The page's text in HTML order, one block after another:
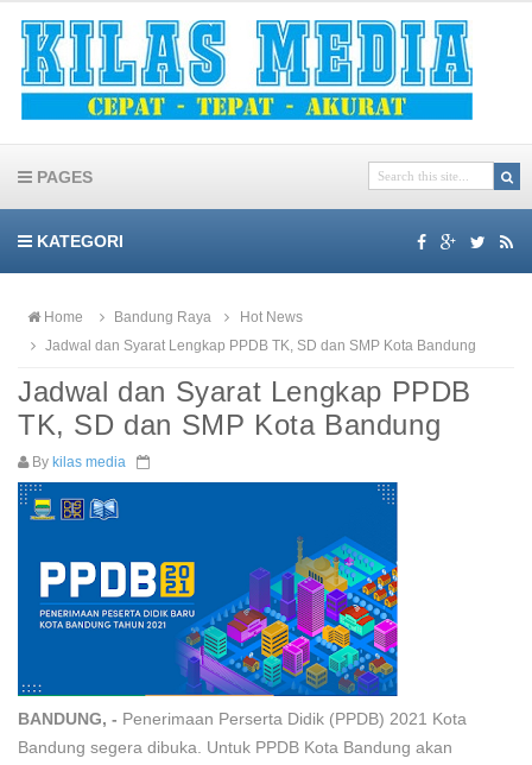
PAGES
KATEGORI
Home Bandung Raya
Hot News
Jadwal dan Syarat Lengkap PPDB TK, SD dan SMP Kota Bandung
Jadwal dan Syarat Lengkap PPDB
TK, SD dan SMP Kota Bandung
By kilas media
BANDUNG, - Penerimaan Perserta Didik (PPDB) 2021 Kota
Bandung segera dibuka. Untuk PPDB Kota Bandung akan